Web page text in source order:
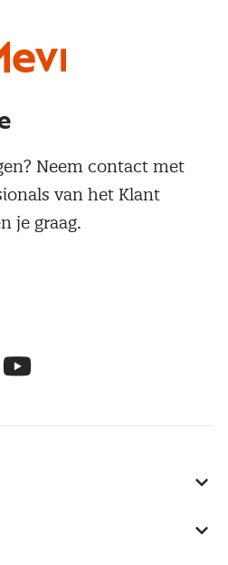
Neem contact met
van het Klant
je graag.
YouTube